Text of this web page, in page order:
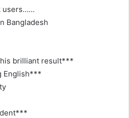
users……
Bangladesh
his brilliant result***
English***